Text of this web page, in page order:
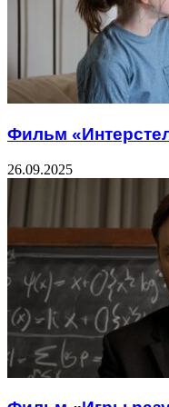
Фильм
26.09.2025